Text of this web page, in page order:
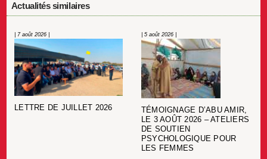
Actualités similaires
| 7 août 2026 |
LETTRE DE JUILLET 2026
| 5 août 2026 |
TÉMOIGNAGE D’ABU AMIR,
LE 3 AOÛT 2026 – ATELIERS
DE SOUTIEN
PSYCHOLOGIQUE POUR
LES FEMMES